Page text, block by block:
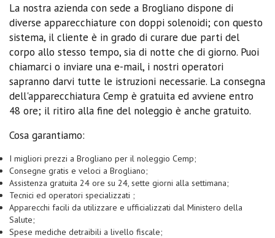
La nostra azienda con sede a Brogliano dispone di
diverse apparecchiature con doppi solenoidi; con questo
sistema, il cliente è in grado di curare due parti del
corpo allo stesso tempo, sia di notte che di giorno. Puoi
chiamarci o inviare una e-mail, i nostri operatori
sapranno darvi tutte le istruzioni necessarie. La consegna
dell'apparecchiatura Cemp è gratuita ed avviene entro
48 ore; il ritiro alla fine del noleggio è anche gratuito.
Cosa garantiamo:
I migliori prezzi a Brogliano per il noleggio Cemp;
Consegne gratis e veloci a Brogliano;
Assistenza gratuita 24 ore su 24, sette giorni alla settimana;
Tecnici ed operatori specializzati ;
Apparecchi facili da utilizzare e ufficializzati dal Ministero della
Salute;
Spese mediche detraibili a livello fiscale;